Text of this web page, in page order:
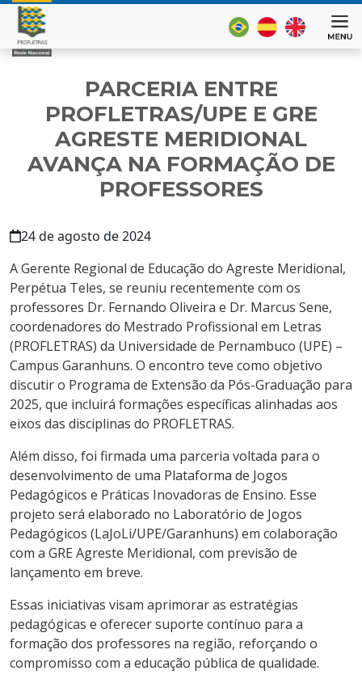
PARCERIA ENTRE
PROFLETRAS/UPE E GRE
AGRESTE MERIDIONAL
AVANÇA NA FORMAÇÃO DE
PROFESSORES
24 de agosto de 2024
A Gerente Regional de Educação do Agreste Meridional,
Perpétua Teles, se reuniu recentemente com os
professores Dr. Fernando Oliveira e Dr. Marcus Sene,
coordenadores do Mestrado Profissional em Letras
(PROFLETRAS) da Universidade de Pernambuco (UPE) –
Campus Garanhuns. O encontro teve como objetivo
discutir o Programa de Extensão da Pós-Graduação para
2025, que incluirá formações específicas alinhadas aos
eixos das disciplinas do PROFLETRAS.
Além disso, foi firmada uma parceria voltada para o
desenvolvimento de uma Plataforma de Jogos
Pedagógicos e Práticas Inovadoras de Ensino. Esse
projeto será elaborado no Laboratório de Jogos
Pedagógicos (LaJoLi/UPE/Garanhuns) em colaboração
com a GRE Agreste Meridional, com previsão de
lançamento em breve.
Essas iniciativas visam aprimorar as estratégias
pedagógicas e oferecer suporte contínuo para a
formação dos professores na região, reforçando o
compromisso com a educação pública de qualidade.